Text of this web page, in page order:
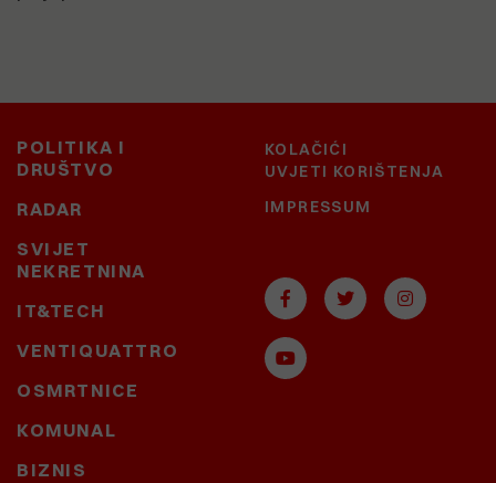
POLITIKA I
DRUŠTVO
RADAR
SVIJET
NEKRETNINA
IT&TECH
VENTIQUATTRO
OSMRTNICE
KOMUNAL
BIZNIS
KOLAČIĆI
UVJETI KORIŠTENJA
IMPRESSUM